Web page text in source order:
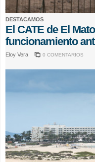
DESTACAMOS
El CATE de El
funcionamiento
Eloy Vera 0 COMENTARIOS